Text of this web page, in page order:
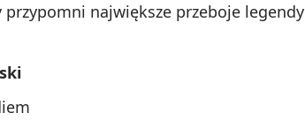
przypomni największe przeboje legendy